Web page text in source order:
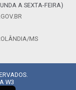
A SEXTA-FEIRA)
MS
W3